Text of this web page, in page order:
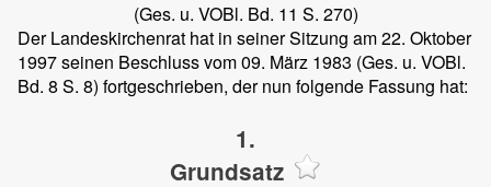
(Ges. u. VOBl. Bd. 11 S. 270)
Der Landeskirchenrat hat in seiner Sitzung am 22. Oktober
1997 seinen Beschluss vom 09. März 1983 (Ges. u. VOBl.
Bd. 8 S. 8) fortgeschrieben, der nun folgende Fassung hat:
1.
Grundsatz